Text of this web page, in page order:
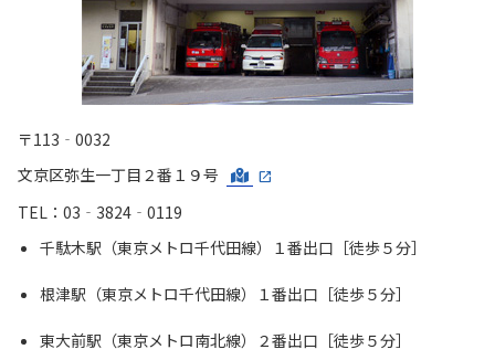
〒113‐0032
文京区弥生一丁目２番１９号
TEL：03‐3824‐0119
千駄木駅（東京メトロ千代田線）１番出口［徒歩５分］
根津駅（東京メトロ千代田線）１番出口［徒歩５分］
東大前駅（東京メトロ南北線）２番出口［徒歩５分］